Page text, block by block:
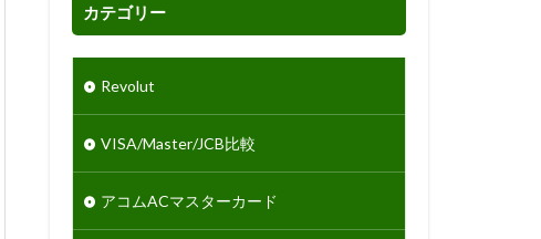
カテゴリー
Revolut
VISA/Master/JCB比較
アコムACマスターカード